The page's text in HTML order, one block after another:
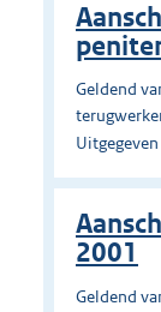
Geldend
2001
Geldend